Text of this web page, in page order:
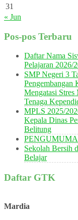
31
« Jun
Pos-pos Terbaru
Daftar Nama
Pelajaran 2026/
SMP Negeri 3
Pengembangan
Mengatasi
Tenaga
MPLS 2025/
Kepala Dinas
Belitung
Sekolah Bersih
Belajar
Daftar GTK
Mardia